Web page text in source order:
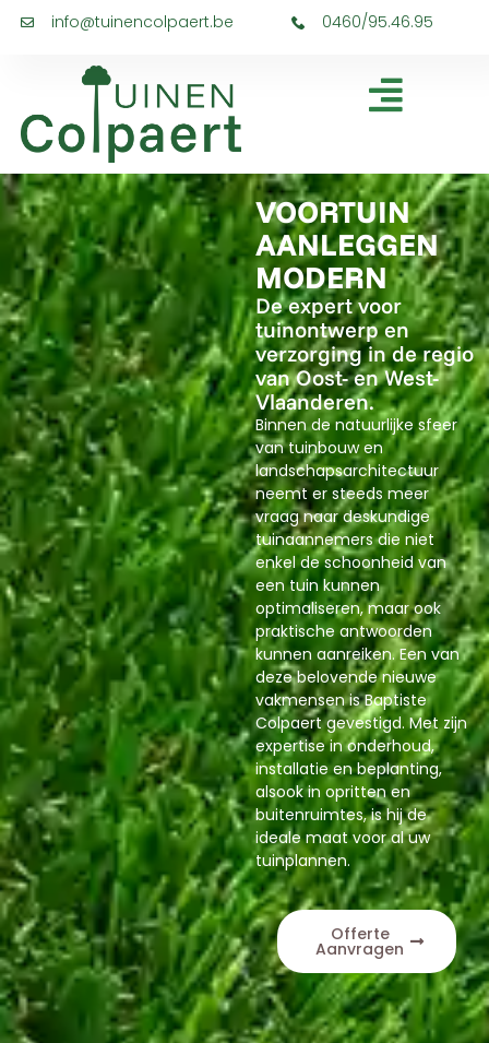
info@tuinencolpaert.be 0460/95.46.95
VOORTUIN
AANLEGGEN
MODERN
De expert voor
tuinontwerp en
verzorging in de regio
van Oost- en West-
Vlaanderen.
Binnen de natuurlijke sfeer
van tuinbouw en
landschapsarchitectuur
neemt er steeds meer
vraag naar deskundige
tuinaannemers die niet
enkel de schoonheid van
een tuin kunnen
optimaliseren, maar ook
praktische antwoorden
kunnen aanreiken. Een van
deze belovende nieuwe
vakmensen is Baptiste
Colpaert gevestigd. Met zijn
expertise in onderhoud,
installatie en beplanting,
alsook in opritten en
buitenruimtes, is hij de
ideale maat voor al uw
tuinplannen.
Offerte
Aanvragen